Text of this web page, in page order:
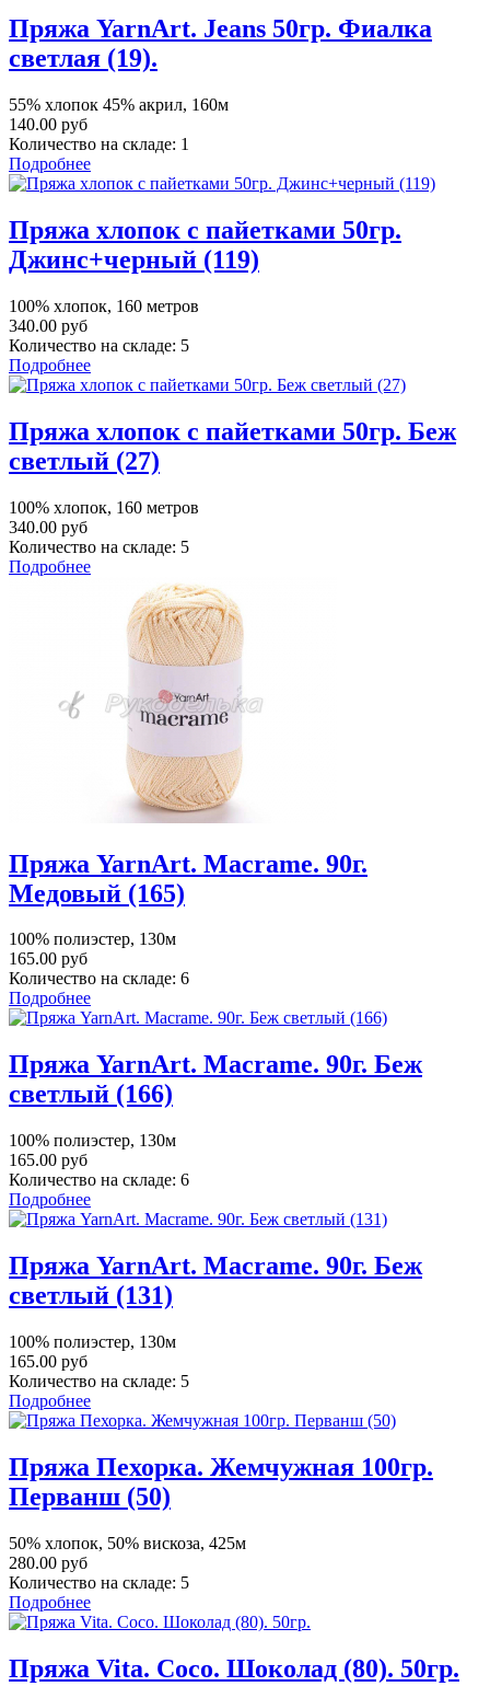
Пряжа YarnArt. Jeans 50гр. Фиалка
светлая (19).
55% хлопок 45% акрил, 160м
140.00 руб
Количество на складе: 1
Подробнее
Пряжа хлопок с пайетками 50гр.
Джинс+черный (119)
100% хлопок, 160 метров
340.00 руб
Количество на складе: 5
Подробнее
Пряжа хлопок с пайетками 50гр. Беж
светлый (27)
100% хлопок, 160 метров
340.00 руб
Количество на складе: 5
Подробнее
Пряжа YarnArt. Macrame. 90г.
Медовый (165)
100% полиэстер, 130м
165.00 руб
Количество на складе: 6
Подробнее
Пряжа YarnArt. Macrame. 90г. Беж
светлый (166)
100% полиэстер, 130м
165.00 руб
Количество на складе: 6
Подробнее
Пряжа YarnArt. Macrame. 90г. Беж
светлый (131)
100% полиэстер, 130м
165.00 руб
Количество на складе: 5
Подробнее
Пряжа Пехорка. Жемчужная 100гр.
Перванш (50)
50% хлопок, 50% вискоза, 425м
280.00 руб
Количество на складе: 5
Подробнее
Пряжа Vita. Сосо. Шоколад (80). 50гр.